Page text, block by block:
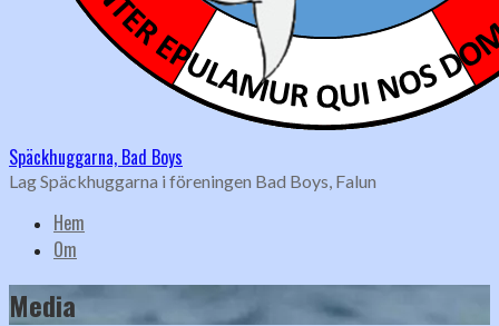
Späckhuggarna, Bad Boys
Lag Späckhuggarna i föreningen Bad Boys, Falun
Hem
Om
Media